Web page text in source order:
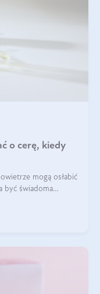
o cerę, kiedy
mogą osłabić
być świadoma